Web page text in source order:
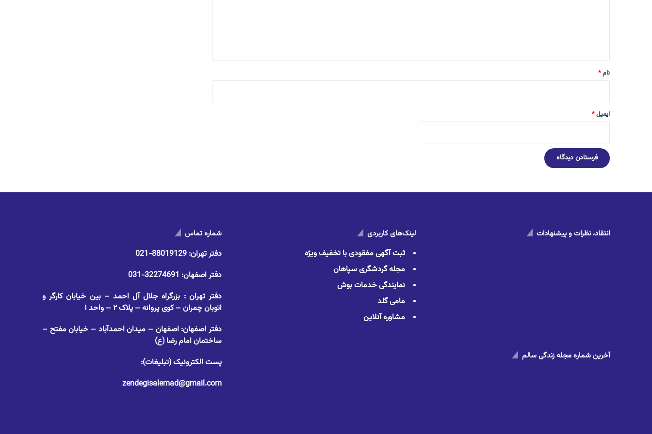
نام*
ایمیل*
انتقاد، نظرات و پیشنهادات
آخرین شماره مجله زندگی سالم
لینک‌های کاربردی
ثبت آگهی مفقودی با تخفیف ویژه
مجله گردشگری سپاهان
نمایندگی خدمات بوش
مامی گلد
مشاوره آنلاین
شماره تماس
دفتر تهران: 88019129-021
دفتر اصفهان: 32274691-031
دفتر تهران : بزرگراه جلال آل احمد – بین خیابان کارگر و
اتوبان چمران – کوی پروانه – پلاک ۲ – واحد ۱
دفتر اصفهان: اصفهان – میدان احمدآباد – خیابان مفتح –
ساختمان امام رضا (ع)
پست الکترونیک (تبلیغات):
zendegisalemad@gmail.com